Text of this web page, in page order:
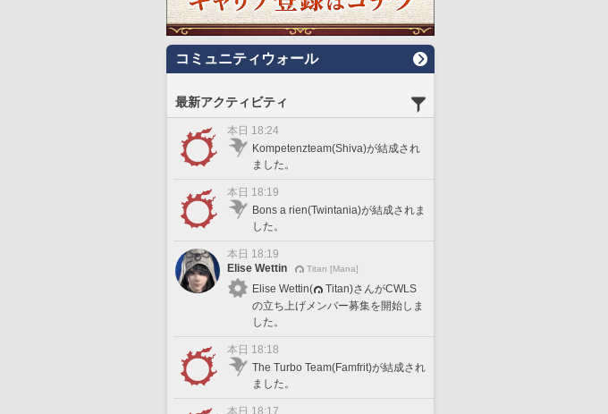
コミュニティウォール
最新アクティビティ
本日 18:24
Kompetenzteam(Shiva)が結成され
ました。
本日 18:19
Bons a rien(Twintania)が結成されま
した。
本日 18:19
Elise Wettin
Titan [Mana]
Elise Wettin(
Titan)さんがCWLS
の立ち上げメンバー募集を開始しま
した。
本日 18:18
The Turbo Team(Famfrit)が結成され
ました。
本日 18:17